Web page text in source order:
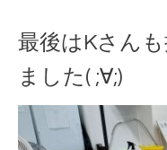
最後はKさん
ました( ;∀;)